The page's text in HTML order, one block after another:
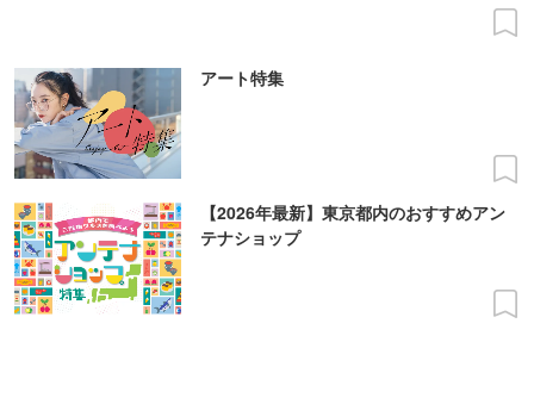
アート特集
【2026年最新】東京都内のおすすめアン
テナショップ